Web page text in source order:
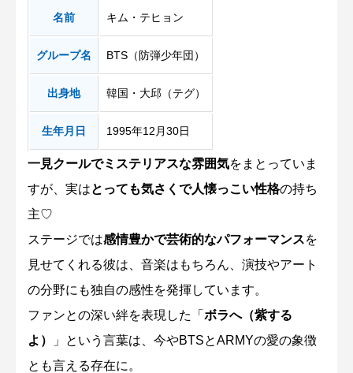
名前 キム・テヒョン
グループ名 BTS（防弾少年団）
出身地 韓国・大邱（テグ）
生年月日 1995年12月30日
一見クールでミステリアスな雰囲気をまとっていま
すが、実はとっても気さくで人懐っこい性格の持ち
主♡
ステージでは感情豊かで芸術的なパフォーマンスを
見せてくれる彼は、音楽はもちろん、演技やアート
の分野にも独自の感性を発揮しています。
ファンとの深い絆を表現した「 ボラへ（紫する
よ）
」という言葉は、今やBTSとARMYの愛の象徴
とも言える存在に。